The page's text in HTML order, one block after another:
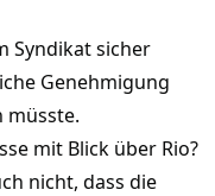
Syndikat sicher
Genehmigung
müsste.
mit Blick über Rio?
nicht, dass die